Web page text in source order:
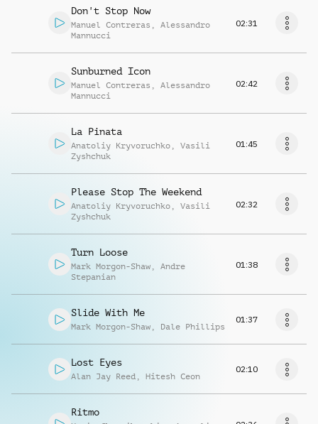
Don't Stop Now
Manuel Contreras , Alessandro
Mannucci
02:31
Sunburned Icon
Manuel Contreras , Alessandro
Mannucci
02:42
La Pinata
Anatoliy Kryvoruchko , Vasili
Zyshchuk
01:45
Please Stop The Weekend
Anatoliy Kryvoruchko , Vasili
Zyshchuk
02:32
Turn Loose
Mark Morgon-Shaw , Andre
Stepanian
01:38
Slide With Me
Mark Morgon-Shaw , Dale Phillips
01:37
Lost Eyes
Alan Jay Reed , Hitesh Ceon
02:10
Ritmo